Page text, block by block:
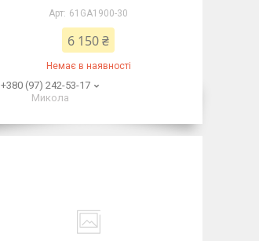
61GA1900-30
6 150 ₴
Немає в наявності
+380 (97) 242-53-17
Микола